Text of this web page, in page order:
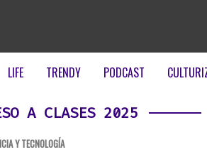
LIFE TRENDY PODCAST
A CLASES 2025
Y TECNOLOGÍA